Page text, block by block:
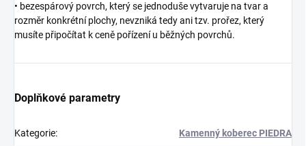
• bezespárový povrch, který se jednoduše vytvaruje na tvar a
rozměr konkrétní plochy, nevzniká tedy ani tzv. prořez, který
musíte připočítat k ceně pořízení u běžných povrchů.
Doplňkové parametry
Kategorie: Kamenný koberec PIEDRA